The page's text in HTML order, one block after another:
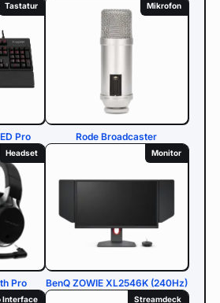
Tastatur
Pro
Mikrofon
Rode Broadcaster
Headset
Pro
Monitor
BenQ ZOWIE XL2546K (240Hz)
Interface Streamdeck